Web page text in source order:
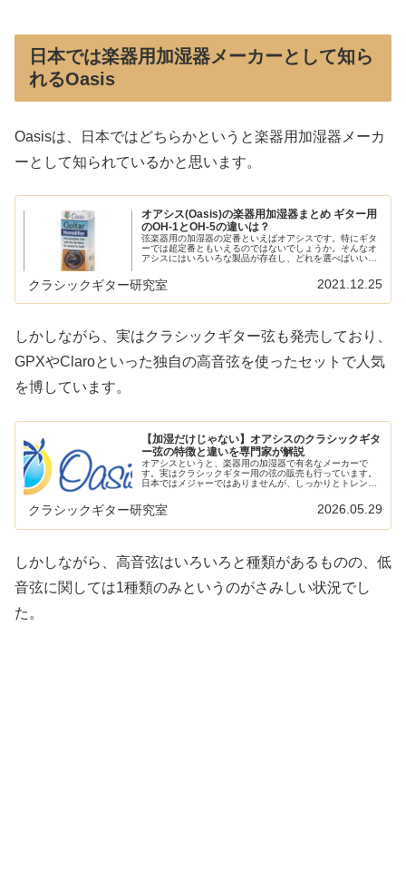
日本では楽器用加湿器メーカーとして知ら
れるOasis
Oasisは、日本ではどちらかというと楽器用加湿器メーカ
ーとして知られているかと思います。
オアシス(Oasis)の楽器用加湿器まとめ ギター用
のOH-1とOH-5の違いは？
弦楽器用の加湿器の定番といえばオアシスです。特にギタ
ーでは超定番ともいえるのではないでしょうか。そんなオ
アシスにはいろいろな製品が存在し、どれを選べばいいの
器についてまとめてみました。ギタ...
クラシックギター研究室 2021.12.25
しかしながら、実はクラシックギター弦も発売しており、
GPXやClaroといった独自の高音弦を使ったセットで人気
を博しています。
【加湿だけじゃない】オアシスのクラシックギタ
ー弦の特徴と違いを専門家が解説
オアシスというと、楽器用の加湿器で有名なメーカーで
す。実はクラシックギター用の弦の販売も行っています。
日本ではメジャーではありませんが、しっかりとトレンド
のクラシックギター用弦についてまと...
クラシックギター研究室 2026.05.29
しかしながら、高音弦はいろいろと種類があるものの、低
音弦に関しては1種類のみというのがさみしい状況でし
た。